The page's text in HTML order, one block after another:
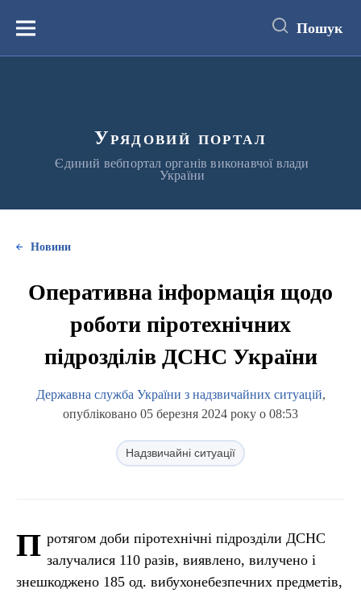
вмістуМеню Пошук
Урядовий портал
Єдиний вебпортал органів виконавчої влади
України
Новини
Оперативна інформація щодо
роботи піротехнічних
підрозділів ДСНС України
Державна служба України з надзвичайних ситуацій,
опубліковано 05 березня 2024 року о 08:53
Надзвичайні ситуації
П ротягом доби піротехнічні підрозділи ДСНС
залучалися 110 разів, виявлено, вилучено і
знешкоджено 185 од. вибухонебезпечних предметів,